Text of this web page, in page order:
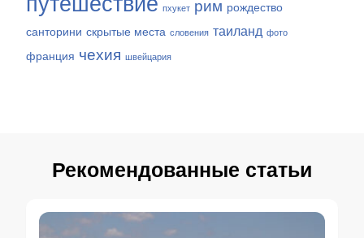
пхукет рим рождество
санторини скрытые места словения таиланд фото
франция чехия швейцария
Рекомендованные статьи